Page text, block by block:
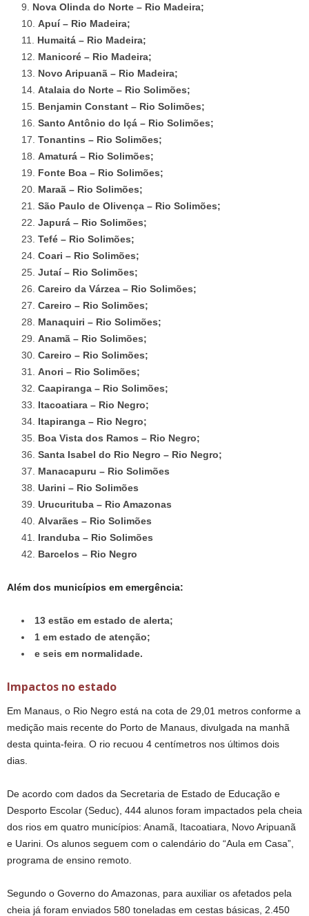
Nova Olinda do Norte – Rio Madeira;
Apuí – Rio Madeira;
Humaitá – Rio Madeira;
Manicoré – Rio Madeira;
Novo Aripuanã – Rio Madeira;
Atalaia do Norte – Rio Solimões;
Benjamin Constant – Rio Solimões;
Santo Antônio do Içá – Rio Solimões;
Tonantins – Rio Solimões;
Amaturá – Rio Solimões;
Fonte Boa – Rio Solimões;
Maraã – Rio Solimões;
São Paulo de Olivença – Rio Solimões;
Japurá – Rio Solimões;
Tefé – Rio Solimões;
Coari – Rio Solimões;
Jutaí – Rio Solimões;
Careiro da Várzea – Rio Solimões;
Careiro – Rio Solimões;
Manaquiri – Rio Solimões;
Anamã – Rio Solimões;
Careiro – Rio Solimões;
Anori – Rio Solimões;
Caapiranga – Rio Solimões;
Itacoatiara – Rio Negro;
Itapiranga – Rio Negro;
Boa Vista dos Ramos – Rio Negro;
Santa Isabel do Rio Negro – Rio Negro;
Manacapuru – Rio Solimões
Uarini – Rio Solimões
Urucurituba – Rio Amazonas
Alvarães – Rio Solimões
Iranduba – Rio Solimões
Barcelos – Rio Negro
Além dos municípios em emergência:
13 estão em estado de alerta;
1 em estado de atenção;
e seis em normalidade.
Impactos no estado
Em Manaus, o Rio Negro está na cota de 29,01 metros conforme a
medição mais recente do Porto de Manaus, divulgada na manhã
desta quinta-feira. O rio recuou 4 centímetros nos últimos dois
dias.
De acordo com dados da Secretaria de Estado de Educação e
Desporto Escolar (Seduc), 444 alunos foram impactados pela cheia
dos rios em quatro municípios: Anamã, Itacoatiara, Novo Aripuanã
e Uarini. Os alunos seguem com o calendário do “Aula em Casa”,
programa de ensino remoto.
Segundo o Governo do Amazonas, para auxiliar os afetados pela
cheia já foram enviados 580 toneladas em cestas básicas, 2.450